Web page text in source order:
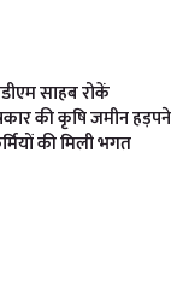
साहब रोकें
की कृषि जमीन हड़पने
की मिली भगत